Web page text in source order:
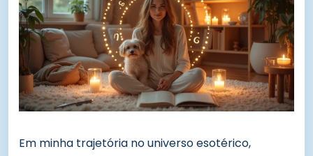
Em minha trajetória no universo esotérico,